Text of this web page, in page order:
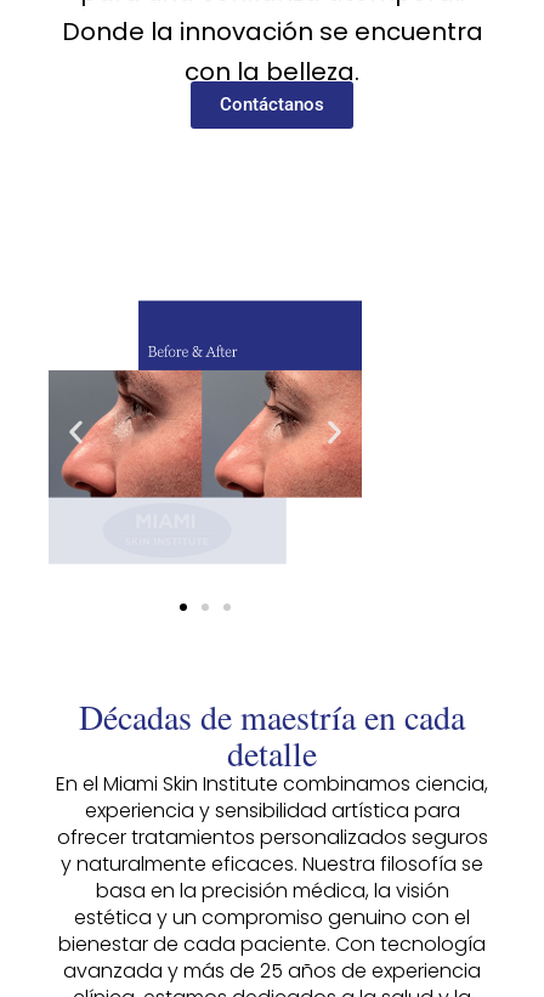
Donde la innovación se encuentra
con la belleza.
Contáctanos
Décadas de maestría en cada
detalle
En el Miami Skin Institute combinamos ciencia,
experiencia y sensibilidad artística para
ofrecer tratamientos personalizados seguros
y naturalmente eficaces. Nuestra filosofía se
basa en la precisión médica, la visión
estética y un compromiso genuino con el
bienestar de cada paciente. Con tecnología
avanzada y más de 25 años de experiencia